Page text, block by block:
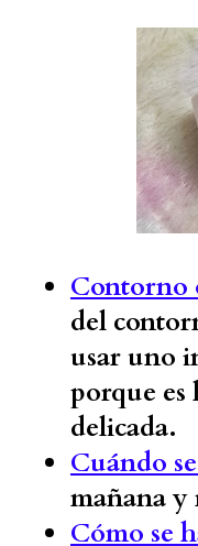
Contorno
del
usar uno
porque es
delicada.
Cuándo
mañana y
Cómo se